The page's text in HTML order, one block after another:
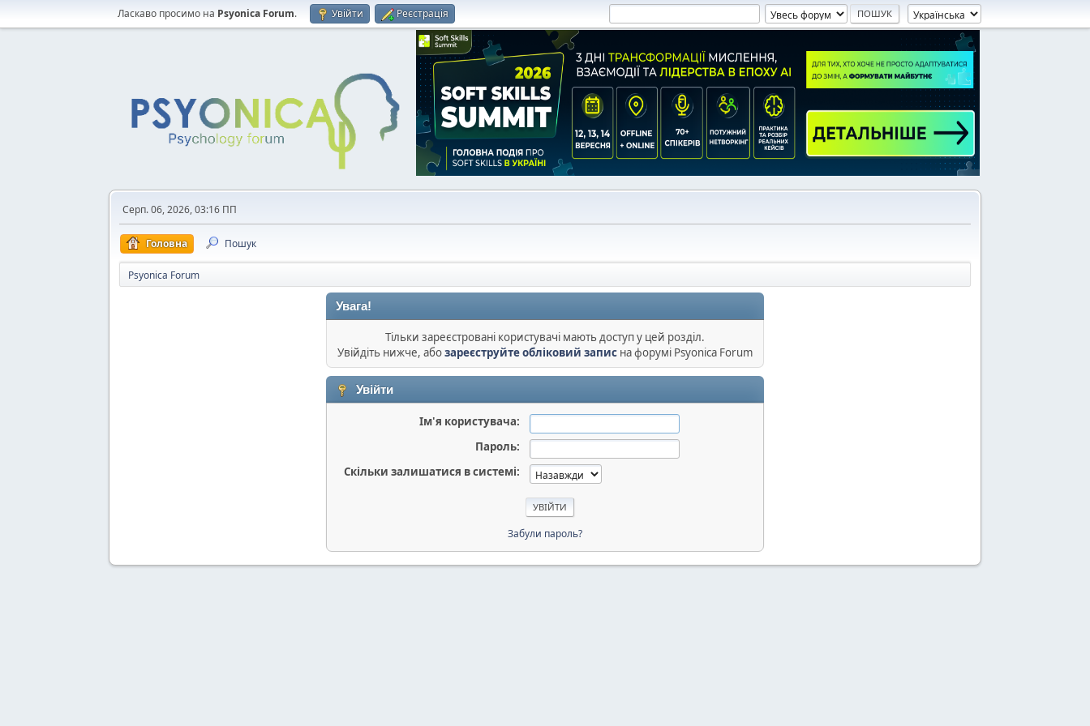
Ласкаво просимо на Psyonica Forum. Увійти Реєстрація
Серп. 06, 2026, 03:16 ПП
Головна Пошук
Psyonica Forum
Увага!
Тільки зареєстровані користувачі мають доступ у цей розділ.
Увійдіть нижче, абозареєструйте обліковий запис на форумі Psyonica Forum
Увійти
Ім'я користувача:
Пароль:
Скільки залишатися в системі:
Забули пароль?